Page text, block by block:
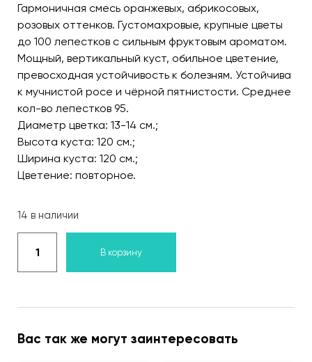
Гармоничная смесь оранжевых, абрикосовых,
розовых оттенков. Густомахровые, крупные цветы
до 100 лепестков с сильным фруктовым ароматом.
Мощный, вертикальный куст, обильное цветение,
превосходная устойчивость к болезням. Устойчива
к мучнистой росе и чёрной пятнистости. Среднее
кол-во лепестков 95.
Диаметр цветка: 13-14 см.;
Высота куста: 120 см.;
Ширина куста: 120 см.;
Цветение: повторное.
14 в наличии
В корзину
Вас так же могут заинтересовать